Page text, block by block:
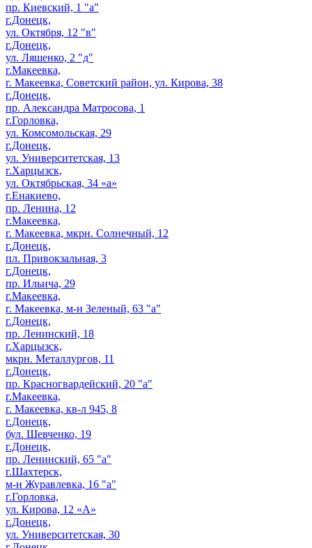
пр. Киевский, 1 "а"
г.Донецк,
ул. Октября, 12 "в"
г.Донецк,
ул. Ляшенко, 2 "д"
г.Макеевка,
г. Макеевка, Советский район, ул. Кирова, 38
г.Донецк,
пр. Александра Матросова, 1
г.Горловка,
ул. Комсомольская, 29
г.Донецк,
ул. Университетская, 13
г.Харцызск,
ул. Октябрьская, 34 «а»
г.Енакиево,
пр. Ленина, 12
г.Макеевка,
г. Макеевка, мкрн. Солнечный, 12
г.Донецк,
пл. Привокзальная, 3
г.Донецк,
пр. Ильича, 29
г.Макеевка,
г. Макеевка, м-н Зеленый, 63 "а"
г.Донецк,
пр. Ленинский, 18
г.Харцызск,
мкрн. Металлургов, 11
г.Донецк,
пр. Красногвардейский, 20 "а"
г.Макеевка,
г. Макеевка, кв-л 945, 8
г.Донецк,
бул. Шевченко, 19
г.Донецк,
пр. Ленинский, 65 "а"
г.Шахтерск,
м-н Журавлевка, 16 "а"
г.Горловка,
ул. Кирова, 12 «А»
г.Донецк,
ул. Университетская, 30